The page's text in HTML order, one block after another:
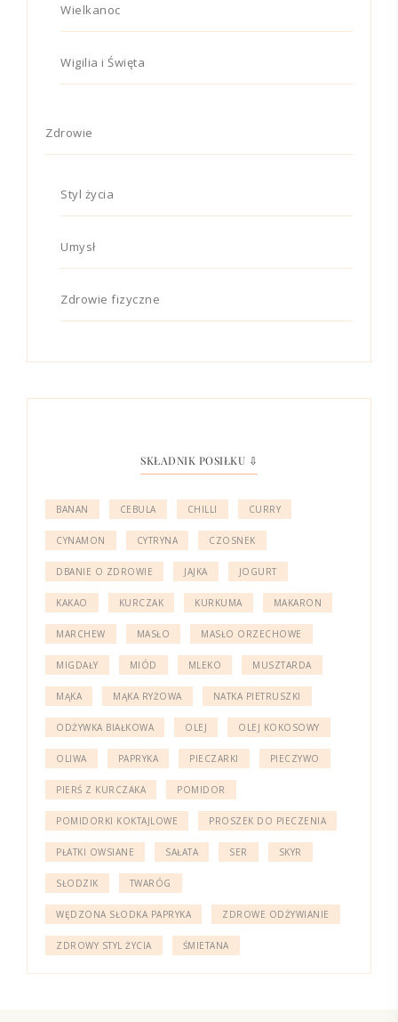
Wielkanoc
Wigilia i Święta
Zdrowie
Styl życia
Umysł
Zdrowie fizyczne
SKŁADNIK POSIŁKU ⇩
BANAN CEBULA CHILLI CURRY
CYNAMON CYTRYNA CZOSNEK
DBANIE O ZDROWIE JAJKA JOGURT
KAKAO KURCZAK KURKUMA MAKARON
MARCHEW MASŁO MASŁO ORZECHOWE
MIGDAŁY MIÓD MLEKO MUSZTARDA
MĄKA MĄKA RYŻOWA NATKA PIETRUSZKI
ODŻYWKA BIAŁKOWA OLEJ OLEJ KOKOSOWY
OLIWA PAPRYKA PIECZARKI PIECZYWO
PIERŚ Z KURCZAKA POMIDOR
POMIDORKI KOKTAJLOWE PROSZEK DO PIECZENIA
PŁATKI OWSIANE SAŁATA SER SKYR
SŁODZIK TWARÓG
WĘDZONA SŁODKA PAPRYKA ZDROWE ODŻYWIANIE
ZDROWY STYL ŻYCIA ŚMIETANA